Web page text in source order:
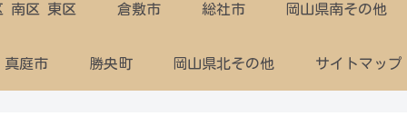
南区 東区 倉敷市 総社市 岡山県南その他
真庭市 勝央町 岡山県北その他 サイトマップ